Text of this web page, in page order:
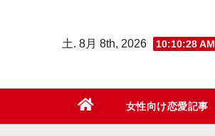
土. 8月 8th, 2026 10:10:29 AM
女性向け恋愛記事